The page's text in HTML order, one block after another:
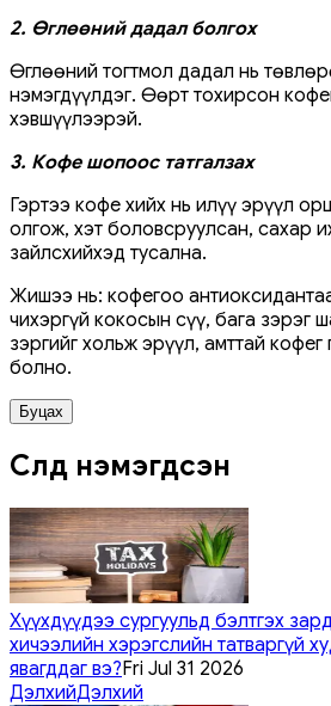
2. Өглөөний дадал болгох
Өглөөний тогтмол дадал нь
нэмэгдүүлдэг. Өөрт тохирсон
хэвшүүлээрэй.
3. Кофе шопоос татгалзах
Гэртээ кофе хийх нь илүү эрүүл
олгож, хэт боловсруулсан, сахар
зайлсхийхэд тусална.
Жишээ нь: кофегоо
чихэргүй кокосын сүү, бага зэрэг
зэргийг хольж эрүүл, амттай кофег
болно.
Буцах
Сүүлд нэмэгдсэн
Хүүхдүүдээ сургуульд бэлтгэх
хичээлийн хэрэгслийн татваргүй
явагддаг вэ?Fri Jul 31 2026
ДэлхийДэлхий